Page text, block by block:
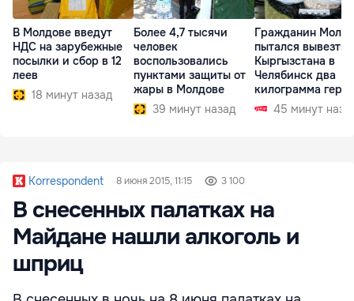
В Молдове введут
НДС на зарубежные
посылки и сбор в 12
леев
18 минут назад
Более 4,7 тысячи
человек
воспользовались
пунктами защиты от
жары в Молдове
39 минут назад
Гражданин
пытался вывезти
Кыргызстана в
Челябинск два
килограмма
45 минут
Korrespondent 8 июня 2015, 11:15 3 100
В снесенных палатках на
Майдане нашли алкоголь и
шприц